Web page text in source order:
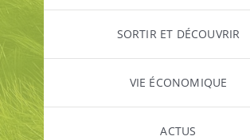
SORTIR ET DÉCOUVRIR
VIE ÉCONOMIQUE
ACTUS